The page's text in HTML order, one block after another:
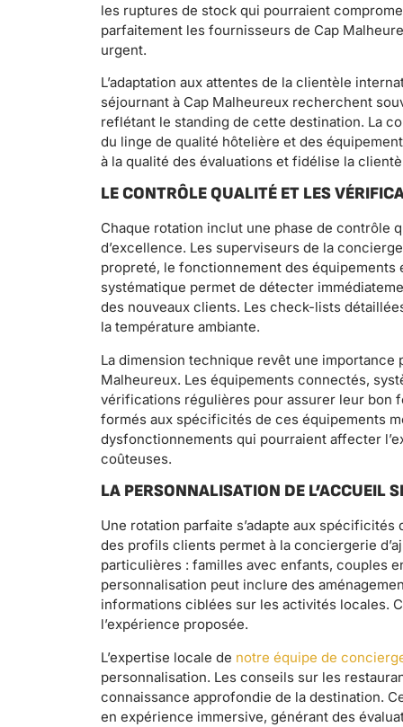
les ruptures de stock qui pourraient
parfaitement les fournisseurs de Cap
urgent.
L’adaptation aux attentes de la clientèle
séjournant à Cap Malheureux recherchent
reflétant le standing de cette destination. La
du linge de qualité hôtelière et des
à la qualité des évaluations et fidélise la
LE CONTRÔLE QUALITÉ ET LES
Chaque rotation inclut une phase de contrôle
d’excellence. Les superviseurs de la
propreté, le fonctionnement des
systématique permet de détecter
des nouveaux clients. Les check-lists
la température ambiante.
La dimension technique revêt une
Malheureux. Les équipements connectés,
vérifications régulières pour assurer leur bon
formés aux spécificités de ces équipements
dysfonctionnements qui pourraient affecter
coûteuses.
LA PERSONNALISATION DE L’ACCUEIL
Une rotation parfaite s’adapte aux spécificités
des profils clients permet à la conciergerie
particulières : familles avec enfants, couples
personnalisation peut inclure des
informations ciblées sur les activités locales.
l’expérience proposée.
L’expertise locale de notre équipe de
personnalisation. Les conseils sur les
connaissance approfondie de la destination.
en expérience immersive, générant des